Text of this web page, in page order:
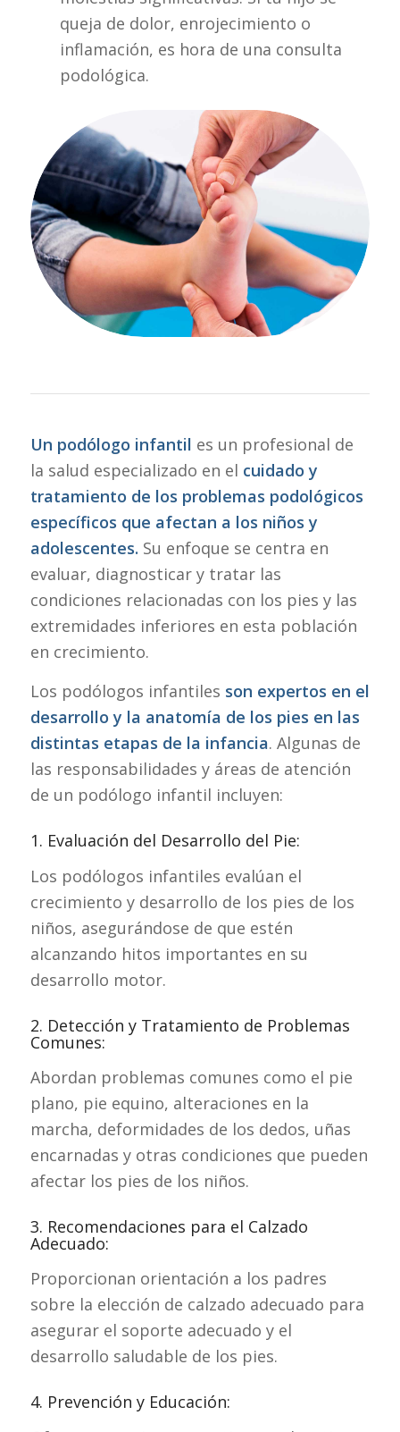
queja de dolor, enrojecimiento o
inflamación, es hora de una consulta
podológica.
Un podólogo infantil es un profesional de
la salud especializado en el cuidado y
tratamiento de los problemas podológicos
específicos que afectan a los niños y
adolescentes. Su enfoque se centra en
evaluar, diagnosticar y tratar las
condiciones relacionadas con los pies y las
extremidades inferiores en esta población
en crecimiento.
Los podólogos infantiles son expertos en el
desarrollo y la anatomía de los pies en las
distintas etapas de la infancia. Algunas de
las responsabilidades y áreas de atención
de un podólogo infantil incluyen:
1. Evaluación del Desarrollo del Pie:
Los podólogos infantiles evalúan el
crecimiento y desarrollo de los pies de los
niños, asegurándose de que estén
alcanzando hitos importantes en su
desarrollo motor.
2. Detección y Tratamiento de Problemas
Comunes:
Abordan problemas comunes como el pie
plano, pie equino, alteraciones en la
marcha, deformidades de los dedos, uñas
encarnadas y otras condiciones que pueden
afectar los pies de los niños.
3. Recomendaciones para el Calzado
Adecuado:
Proporcionan orientación a los padres
sobre la elección de calzado adecuado para
asegurar el soporte adecuado y el
desarrollo saludable de los pies.
4. Prevención y Educación: